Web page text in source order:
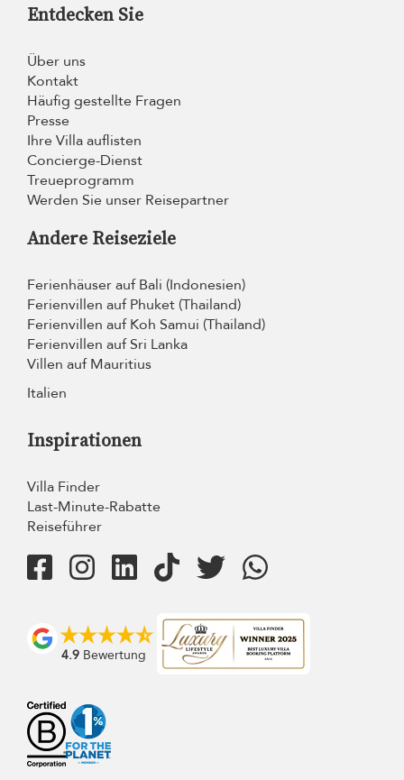
Entdecken Sie
Über uns
Kontakt
Häufig gestellte Fragen
Presse
Ihre Villa auflisten
Concierge-Dienst
Treueprogramm
Werden Sie unser Reisepartner
Andere Reiseziele
Ferienhäuser auf Bali (Indonesien)
Ferienvillen auf Phuket (Thailand)
Ferienvillen auf Koh Samui (Thailand)
Ferienvillen auf Sri Lanka
Villen auf Mauritius
Italien
Inspirationen
Villa Finder
Last-Minute-Rabatte
Reiseführer
4.9 Bewertung